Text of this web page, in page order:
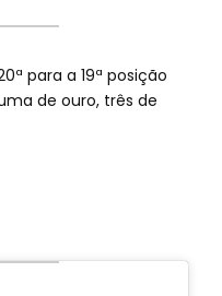
para a 19ª posição
de ouro, três de